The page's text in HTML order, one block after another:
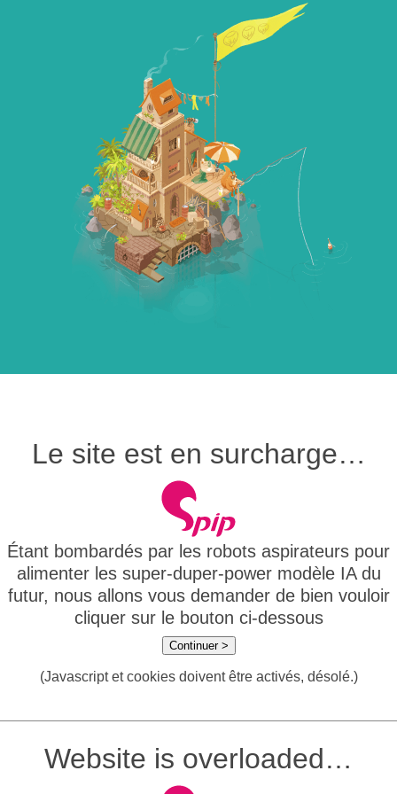
Le site est en surcharge…
Étant bombardés par les robots aspirateurs pour
alimenter les super-duper-power modèle IA du
futur, nous allons vous demander de bien vouloir
cliquer sur le bouton ci-dessous
Continuer >
(Javascript et cookies doivent être activés, désolé.)
Website is overloaded…